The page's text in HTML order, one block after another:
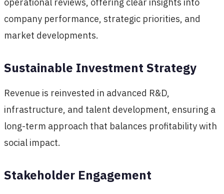
company performance, strategic priorities, and
market developments.
Sustainable Investment Strategy
Revenue is reinvested in advanced R&D,
infrastructure, and talent development, ensuring a
long-term approach that balances profitability with
social impact.
Stakeholder Engagement